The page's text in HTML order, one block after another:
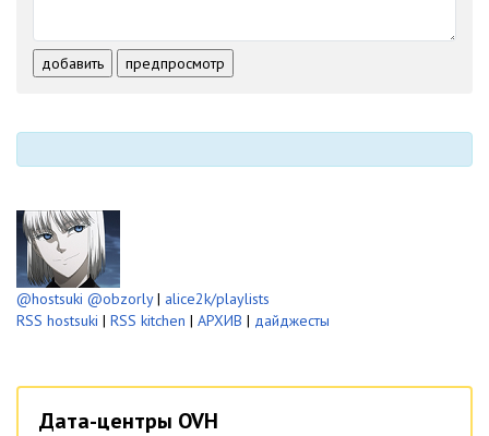
-
-
-
добавить предпросмотр
@hostsuki @obzorly| alice2k/playlists
RSS hostsuki | RSS kitchen | АРХИВ | дайджесты
Дата-центры OVH